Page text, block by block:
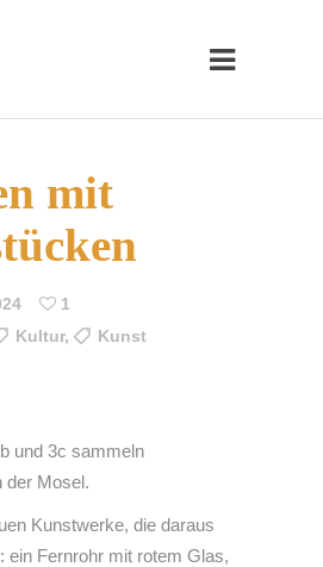
mit
1
Kultur, Kunst
und 3c sammeln
der Mosel.
Kunstwerke, die daraus
ein Fernrohr mit rotem Glas,